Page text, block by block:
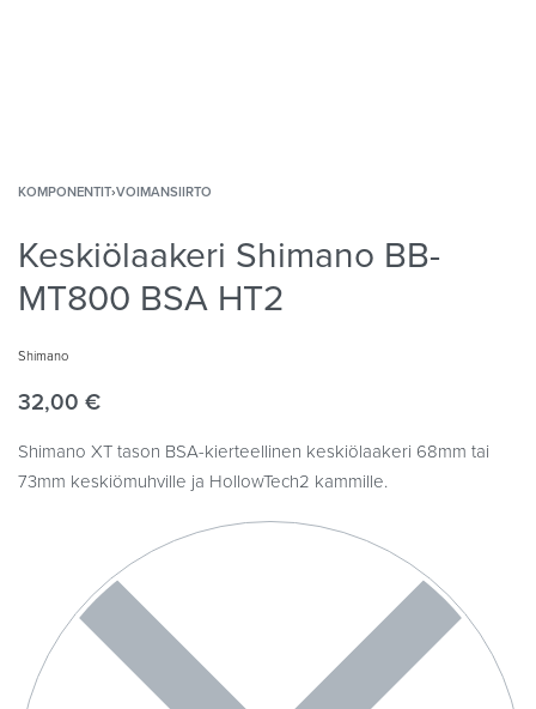
KOMPONENTIT›VOIMANSIIRTO
Keskiölaakeri Shimano BB-
MT800 BSA HT2
Shimano
32,00 €
Shimano XT tason BSA-kierteellinen keskiölaakeri 68mm tai
73mm keskiömuhville ja HollowTech2 kammille.